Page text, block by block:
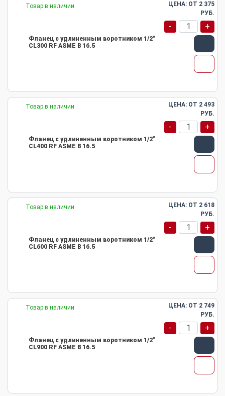
Товар в наличии
Фланец с удлиненным воротником 1/2"
CL300 RF ASME B 16.5
ЦЕНА: ОТ 2 375
РУБ.
- +
Товар в наличии
Фланец с удлиненным воротником 1/2"
CL400 RF ASME B 16.5
ЦЕНА: ОТ 2 493
РУБ.
- +
Товар в наличии
Фланец с удлиненным воротником 1/2"
CL600 RF ASME B 16.5
ЦЕНА: ОТ 2 618
РУБ.
- +
Товар в наличии
Фланец с удлиненным воротником 1/2"
CL900 RF ASME B 16.5
ЦЕНА: ОТ 2 749
РУБ.
- +